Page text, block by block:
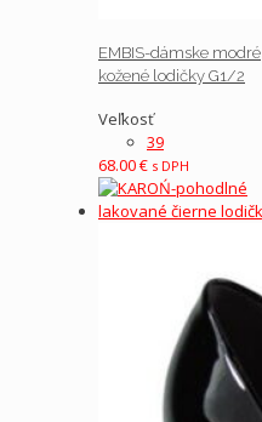
EMBIS-dámske modré
kožené lodičky G1/2
Veľkosť
39
68.00€ s DPH